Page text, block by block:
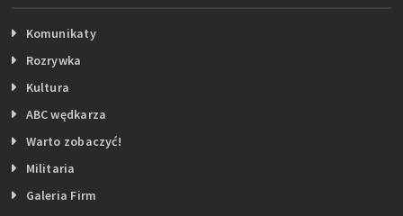
Komunikaty
Rozrywka
Kultura
ABC wędkarza
Warto zobaczyć!
Militaria
Galeria Firm